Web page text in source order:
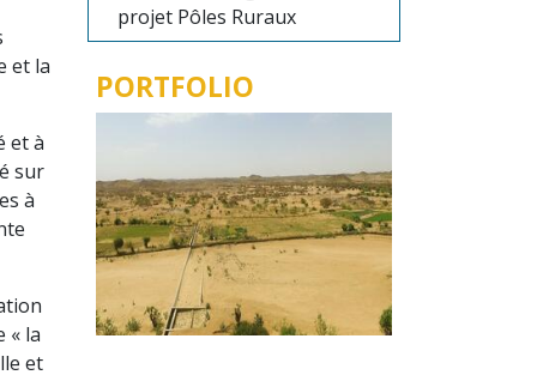
et la
et à
sur
à
« la
et
projet Pôles Ruraux
PORTFOLIO